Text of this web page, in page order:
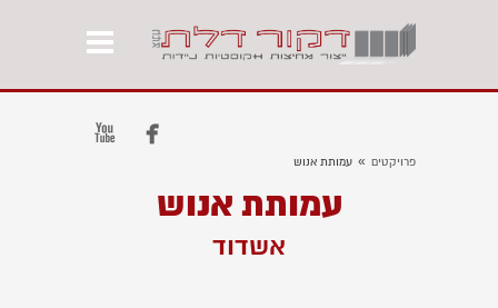


פרויקטים » עמותת אנוש
עמותת אנוש
אשדוד